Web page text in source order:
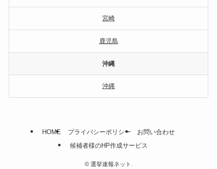
宮崎
鹿児島
沖縄
沖縄
HOME プライバシーポリシー
お問い合わせ
候補者様のHP作成サービス
©選挙速報ネット.